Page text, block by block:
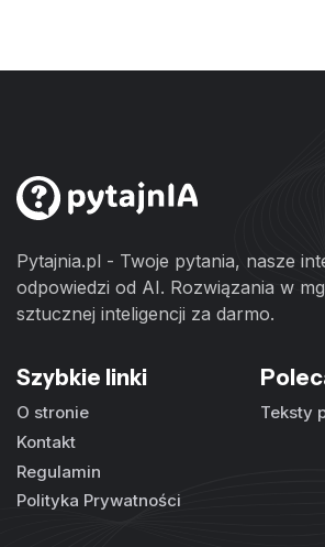
Pytajnia.pl - Twoje pytania, nasze
odpowiedzi od AI. Rozwiązania w
sztucznej inteligencji za darmo.
Szybkie linki
O stronie
Kontakt
Regulamin
Polityka Prywatności
Teksty